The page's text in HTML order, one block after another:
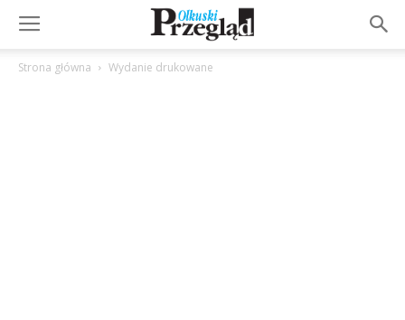
Strona główna Wydanie drukowane